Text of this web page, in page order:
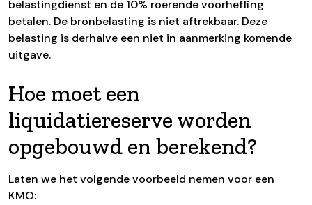
belastingdienst en de 10% roerende voorheffing
betalen. De bronbelasting is niet aftrekbaar. Deze
belasting is derhalve een niet in aanmerking komende
uitgave.
Hoe moet een
liquidatiereserve worden
opgebouwd en berekend?
Laten we het volgende voorbeeld nemen voor een
KMO: